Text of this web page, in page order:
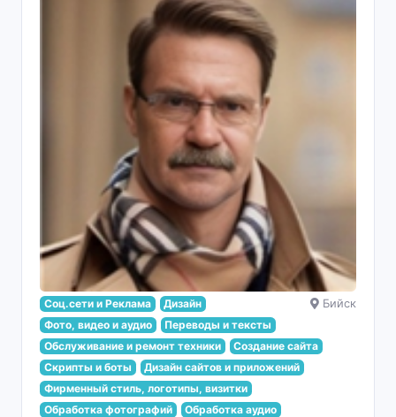
Бийск
Соц.сети и Реклама
Дизайн
Фото, видео и аудио
Переводы и тексты
Обслуживание и ремонт техники
Создание сайта
Скрипты и боты
Дизайн сайтов и приложений
Фирменный стиль, логотипы, визитки
Обработка фотографий
Обработка аудио